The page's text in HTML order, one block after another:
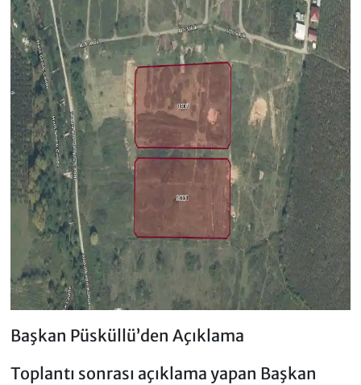
Başkan Püsküllü’den Açıklama
Toplantı sonrası açıklama yapan Başkan